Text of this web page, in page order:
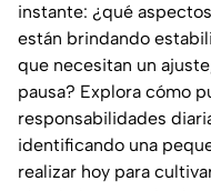
instante: ¿qué
están brindando
que necesitan un
pausa? Explora cómo
responsabilidades
identificando una
realizar hoy para